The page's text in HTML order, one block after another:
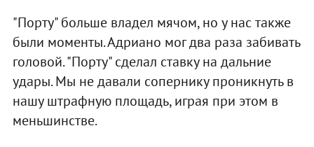
"Порту" больше владел мячом, но у нас также
были моменты. Адриано мог два раза забивать
головой. "Порту" сделал ставку на дальние
удары. Мы не давали сопернику проникнуть в
нашу штрафную площадь, играя при этом в
меньшинстве.